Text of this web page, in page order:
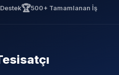
🏆500+ Tamamlanan İş